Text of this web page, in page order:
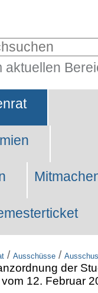
aktuellen
/ Ausschüsse /
der
12. Februar